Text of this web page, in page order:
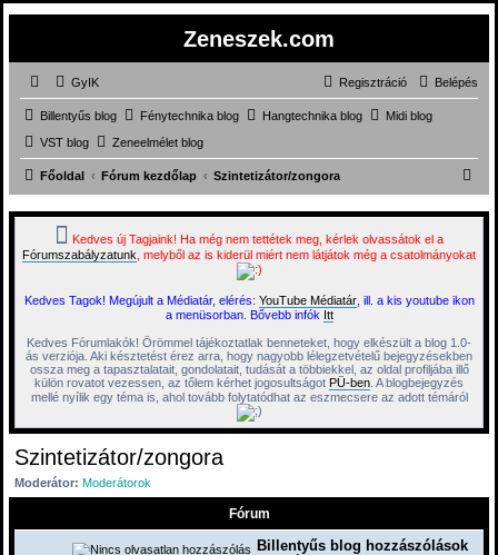
Zeneszek.com
GyIK Belépés
Regisztráció
Billentyűs blog Fénytechnika blog Hangtechnika blog
Midi blog
VST blog
Zeneelmélet blog
Főoldal Fórum kezdőlap Szintetizátor/zongora
Kedves új Tagjaink! Ha még nem tettétek meg, kérlek olvassátok el a
Fórumszabályzatunk , melyből az is kiderül miért nem látjátok még a csatolmányokat
Kedves Tagok! Megújult a Médiatár, elérés: YouTube Médiatár, ill. a kis youtube ikon
a menüsorban. Bővebb infók Itt
Kedves Fórumlakók! Örömmel tájékoztatlak benneteket, hogy elkészült a blog 1.0-
ás verziója. Aki késztetést érez arra, hogy nagyobb lélegzetvételű bejegyzésekben
ossza meg a tapasztalatait, gondolatait, tudását a többiekkel, az oldal profiljába illő
külön rovatot vezessen, az tőlem kérhet jogosultságot PÜ-ben . A blogbejegyzés
mellé nyílik egy téma is, ahol tovább folytatódhat az eszmecsere az adott témáról
Szintetizátor/zongora
Moderátor: Moderátorok
Fórum
Billentyűs blog hozzászólások